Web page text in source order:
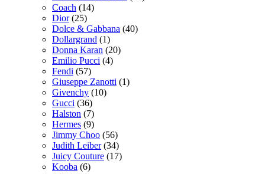
Coach (14)
Dior(25)
Dolce & Gabbana (40)
Dollargrand (1)
Donna Karan (20)
Emilio Pucci (4)
Fendi (57)
Giuseppe Zanotti (1)
Givenchy (10)
Gucci (36)
Halston (7)
Hermes (9)
Jimmy Choo (56)
Judith Leiber(34)
Juicy Couture (17)
Kooba (6)